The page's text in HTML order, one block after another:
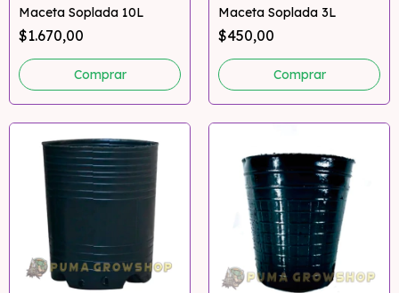
Maceta Soplada 10L
$1.670,00
Maceta Soplada 3L
$450,00